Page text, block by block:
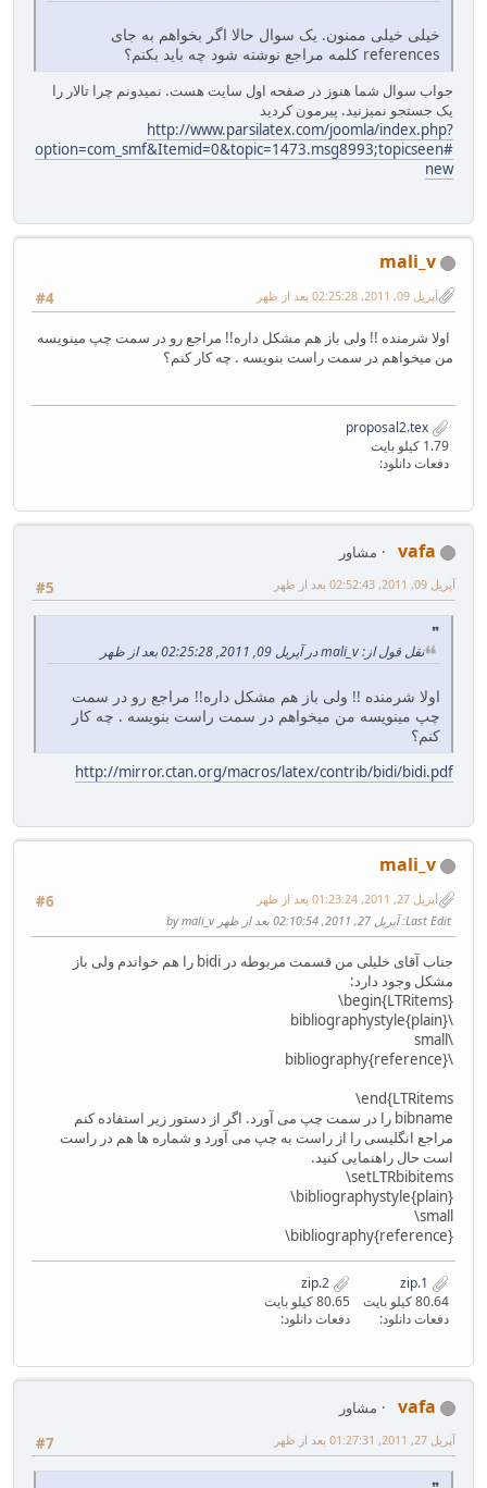
خیلی خیلی ممنون. یک سوال حالا اگر بخواهم به جای
references کلمه مراجع نوشته شود چه باید بکنم؟
جواب سوال شما هنوز در صفحه اول سایت هست. نمیدونم چرا تالار را
یک جستجو نمیزنید. پیرمون کردید
http://www.parsilatex.com/joomla/index.php?
option=com_smf&Itemid=0&topic=1473.msg8993;topicseen#
new
mali_v
#4 آپریل 09, 2011, 02:25:28 بعد از ظهر
اولا شرمنده !! ولی باز هم مشکل داره!! مراجع رو در سمت چپ مینویسه
من میخواهم در سمت راست بنویسه . چه کار کنم؟
1.79 کیلو بایت
دفعات دانلود:
vafa
مشاور
#5
آپریل 09, 2011, 02:52:43 بعد از ظهر
نقل قول از: mali_v در آپریل 09, 2011, 02:25:28 بعد از ظهر
اولا شرمنده !! ولی باز هم مشکل داره!! مراجع رو در سمت
چپ مینویسه من میخواهم در سمت راست بنویسه . چه کار
کنم؟
http://mirror.ctan.org/macros/latex/contrib/bidi/bidi.pdf
mali_v
#6
آپریل 27, 2011, 01:23:24 بعد از ظهر
Last Edit: آپریل 27, 2011, 02:10:54 بعد از ظهر by mali_v
جناب آقای خلیلی من قسمت مربوطه در bidi را هم خواندم ولی باز
مشکل وجود دارد:
‎‎‎\begin{LTRitems}‎‎
\bibliographystyle{‎plain‎‎}‎‎
\small‎
\bibliography{reference}‎‎
‎‎\end{LTRitems
bibname را در سمت چپ می آورد. اگر از دستور زیر استفاده کنم
مراجع انگلیسی را از راست به چپ می آورد و شماره ها هم در راست
است حال راهنمایی کنید.
‎‎‎\setLTRbibitems‎‎‎‎
‎\bibliographystyle{‎plain‎‎}‎‎
‎\small‎
‎\bibliography{reference}‎‎
80.64 کیلو بایت
دفعات دانلود:
80.65 کیلو بایت
دفعات دانلود:
vafa
مشاور
#7
آپریل 27, 2011, 01:27:31 بعد از ظهر